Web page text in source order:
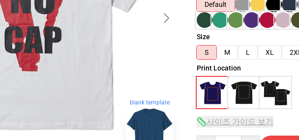
blank template
Default
Size
S
M L XL 2XL
Print Location
사이즈 가이드 보기